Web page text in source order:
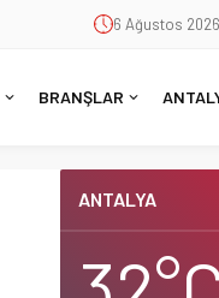
6 Ağustos
BRANŞLAR
ANTALYA